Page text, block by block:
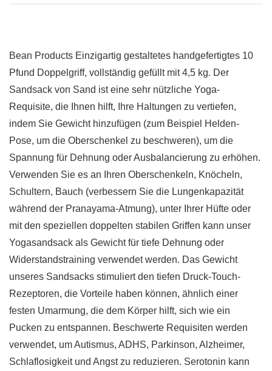
Bean Products Einzigartig gestaltetes handgefertigtes 10
Pfund Doppelgriff, vollständig gefüllt mit 4,5 kg. Der
Sandsack von Sand ist eine sehr nützliche Yoga-
Requisite, die Ihnen hilft, Ihre Haltungen zu vertiefen,
indem Sie Gewicht hinzufügen (zum Beispiel Helden-
Pose, um die Oberschenkel zu beschweren), um die
Spannung für Dehnung oder Ausbalancierung zu erhöhen.
Verwenden Sie es an Ihren Oberschenkeln, Knöcheln,
Schultern, Bauch (verbessern Sie die Lungenkapazität
während der Pranayama-Atmung), unter Ihrer Hüfte oder
mit den speziellen doppelten stabilen Griffen kann unser
Yogasandsack als Gewicht für tiefe Dehnung oder
Widerstandstraining verwendet werden. Das Gewicht
unseres Sandsacks stimuliert den tiefen Druck-Touch-
Rezeptoren, die Vorteile haben können, ähnlich einer
festen Umarmung, die dem Körper hilft, sich wie ein
Pucken zu entspannen. Beschwerte Requisiten werden
verwendet, um Autismus, ADHS, Parkinson, Alzheimer,
Schlaflosigkeit und Angst zu reduzieren. Serotonin kann